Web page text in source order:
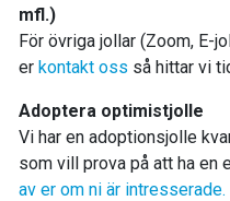
mfl.)
För övriga jollar (Zoom, E-
er kontakt oss så hittar vi
Adoptera optimistjolle
Vi har en adoptionsjolle
som vill prova på att ha en
av er om ni är intresserade.